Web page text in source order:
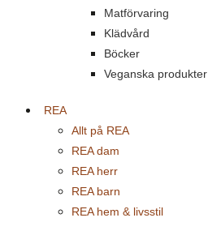
Matförvaring
Klädvård
Böcker
Veganska produkter
REA
Allt på REA
REA dam
REA herr
REA barn
REA hem & livsstil